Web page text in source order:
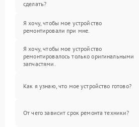
сделать?
Я хочу, чтобы мое устройство
ремонтировали при мне.
Я хочу, чтобы мое устройство
ремонтировалось только оригинальными
запчастями.
Как я узнаю, что мое устройство готово?
От чего зависит срок ремонта техники?